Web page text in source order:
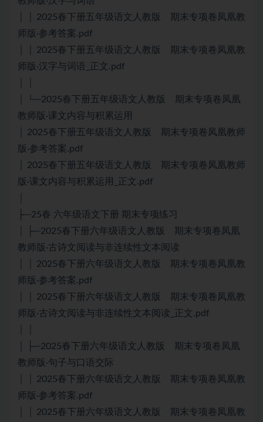
│ │ 2025春下册五年级语文人教版 期末专项卷凤凰教
师版·参考答案.pdf
│ │ 2025春下册五年级语文人教版 期末专项卷凤凰教
师版·汉字与词语_正文.pdf
│ └─2025春下册五年级语文人教版 期末专项卷凤凰
教师版·课文内容与积累运用
│ 2025春下册五年级语文人教版 期末专项卷凤凰教师
版·参考答案.pdf
│ 2025春下册五年级语文人教版 期末专项卷凤凰教师
版·课文内容与积累运用_正文.pdf
├─25春 六年级语文下册 期末专项练习
│ ├─2025春下册六年级语文人教版 期末专项卷凤凰
教师版·古诗文阅读与非连续性文本阅读
│ │ 2025春下册六年级语文人教版 期末专项卷凤凰教
师版·参考答案.pdf
│ │ 2025春下册六年级语文人教版 期末专项卷凤凰教
师版·古诗文阅读与非连续性文本阅读_正文.pdf
│ ├─2025春下册六年级语文人教版 期末专项卷凤凰
教师版·句子与口语交际
│ │ 2025春下册六年级语文人教版 期末专项卷凤凰教
师版·参考答案.pdf
│ │ 2025春下册六年级语文人教版 期末专项卷凤凰教